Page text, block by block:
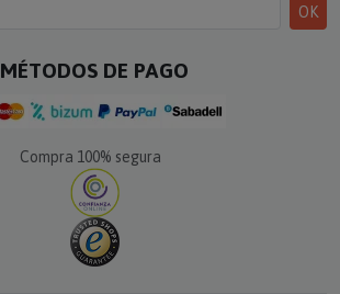
OK
MÉTODOS DE PAGO
Compra 100% segura